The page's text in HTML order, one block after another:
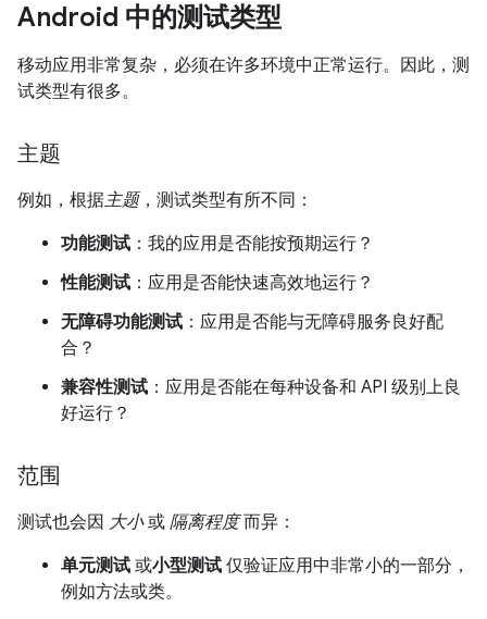
Android 中的测试类型
移动应用非常复杂，必须在许多环境中正常运行。因此，测
试类型有很多。
主题
例如，根据主题，测试类型有所不同：
功能测试 ：我的应用是否能按预期运行？
性能测试 ：应用是否能快速高效地运行？
无障碍功能测试 ：应用是否能与无障碍服务良好配
合？
兼容性测试 ：应用是否能在每种设备和 API 级别上良
好运行？
范围
测试也会因 大小或 隔离程度而异：
单元测试 或小型测试 仅验证应用中非常小的一部分，
例如方法或类。